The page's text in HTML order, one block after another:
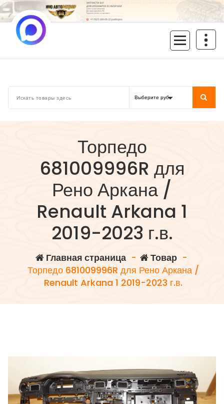
Перейти
к
содержимому
Торпедо
681009996R для
Рено Аркана /
Renault Arkana 1
2019-2023 г.в.
Главная страница- Товар-
Торпедо 681009996R для Рено Аркана /
Renault Arkana 1 2019-2023 г.в.